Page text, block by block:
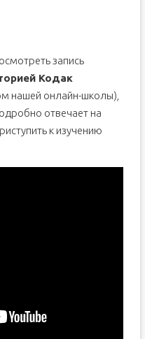
запись
Кодак
нашей онлайн-школы),
отвечает на
к изучению